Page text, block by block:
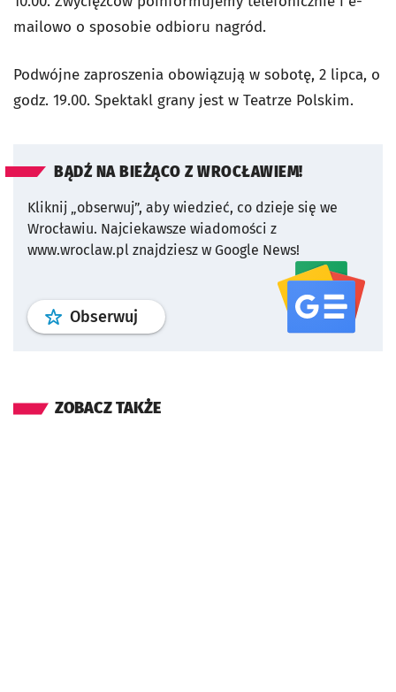
mailowo o sposobie odbioru nagród.
Podwójne zaproszenia obowiązują w sobotę, 2 lipca, o
godz. 19.00. Spektakl grany jest w Teatrze Polskim.
BĄDŹ NA BIEŻĄCO Z WROCŁAWIEM!
Kliknij „obserwuj”, aby wiedzieć, co dzieje się we
Wrocławiu. Najciekawsze wiadomości z
www.wroclaw.pl znajdziesz w Google News!
Obserwuj profil serwisu
ZOBACZ TAKŻE